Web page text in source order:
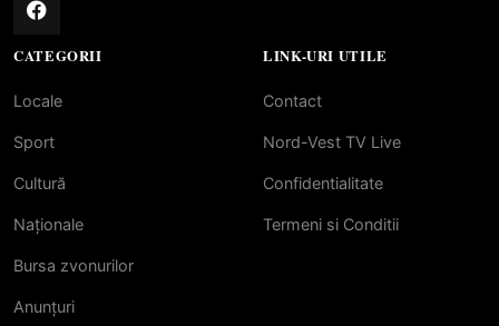
CATEGORII
Locale
Sport
Cultură
Naționale
Bursa zvonurilor
Anunțuri
LINK-URI UTILE
Contact
Nord-Vest TV Live
Confidentialitate
Termeni si Conditii